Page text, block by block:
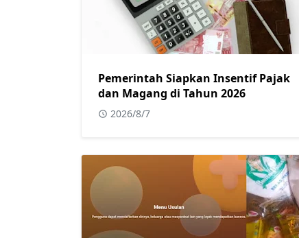
Pemerintah Siapkan Insentif Pajak
dan Magang di Tahun 2026
2026/8/7